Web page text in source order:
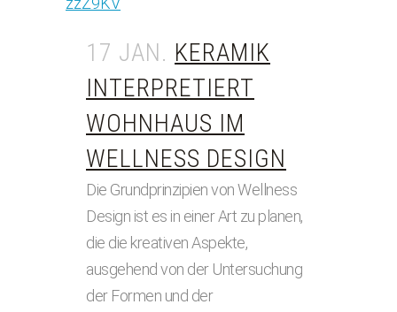
17 JAN. KERAMIK
INTERPRETIERT
WOHNHAUS IM
WELLNESS DESIGN
Die Grundprinzipien von Wellness
Design ist es in einer Art zu planen,
die die kreativen Aspekte,
ausgehend von der Untersuchung
der Formen und der